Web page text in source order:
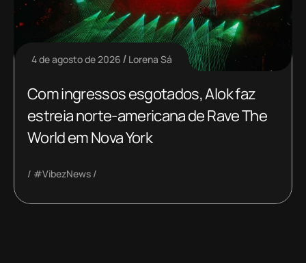
4 de agosto de 2026 Lorena Sá
Com ingressos esgotados, Alok faz
estreia norte-americana de Rave The
World em Nova York
#VibezNews